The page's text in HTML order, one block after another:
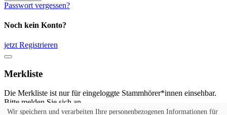
Passwort vergessen?
Noch kein Konto?
jetzt Registrieren
Merkliste
Die Merkliste ist nur für eingeloggte Stammhörer*innen einsehbar.
Bitte melden Sie sich an.
Wir speichern und verarbeiten Ihre personenbezogenen Informationen für